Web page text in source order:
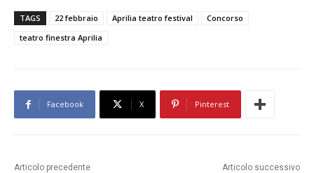
TAGS 22 febbraio Aprilia teatro festival
Concorso
teatro finestra Aprilia
Facebook X Pinterest
Articolo precedente Articolo successivo